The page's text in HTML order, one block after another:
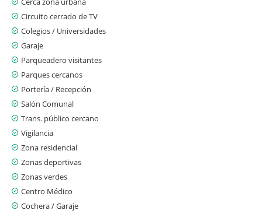
Circuito cerrado de TV
Colegios / Universidades
Garaje
Parqueadero visitantes
Parques cercanos
Portería / Recepción
Salón Comunal
Trans. público cercano
Vigilancia
Zona residencial
Zonas deportivas
Zonas verdes
Centro Médico
Cochera / Garaje